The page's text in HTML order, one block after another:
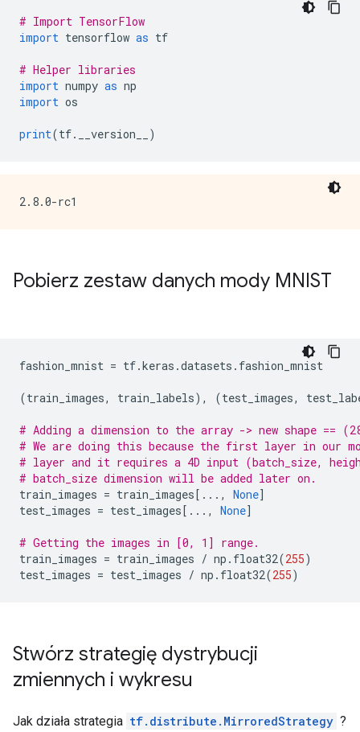
# Import TensorFlow
import tensorflow as tf
# Helper libraries
import numpy as np
import os
print(tf. __version__ )
Pobierz zestaw danych mody MNIST
fashion_mnist = tf.keras .datasets . fashion_mnist
(train_images, train_labels), (test_images,
# Adding a dimension to the array -> new shape ==
# We are doing this because the first layer in our
# layer and it requires a 4D input (batch_size,
# batch_size dimension will be added later on.
train_images = train_images[..., None]
test_images = test_images[..., None]
# Getting the images in [0, 1] range.
train_images = train_images / np . float32(255)
test_images = test_images / np . float32(255)
Stwórz strategię dystrybucji
zmiennych i wykresu
Jak działa strategia tf.distribute.MirroredStrategy ?